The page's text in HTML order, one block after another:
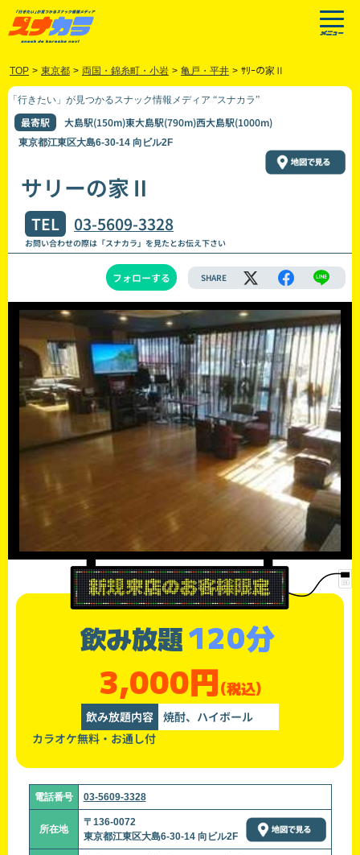
TOP > 東京都 > 両国・錦糸町・小岩 > 亀戸・平井 > ｻﾘｰの家Ⅱ
「行きたい」が見つかるスナック情報メディア “スナカラ”
最寄駅 大島駅(150m)東大島駅(790m)西大島駅(1000m)
東京都江東区大島6-30-14 向ビル2F
サリーの家Ⅱ
TEL 03-5609-3328
お問い合わせの際は「スナカラ」を見たとお伝え下さい
フォローする SHARE
飲み放題120分
3,000円(税込)
飲み放題内容 焼酎、ハイボール
カラオケ無料・お通し付
電話番号 03-5609-3328
所在地
〒136-0072
東京都江東区大島6-30-14 向ビル2F